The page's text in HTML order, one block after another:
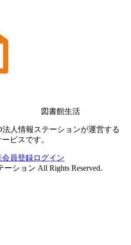
図書館生活
法人情報ステーションが運営する
ビスです。
会員登録ログイン
ション All Rights Reserved.